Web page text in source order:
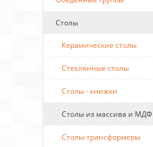
Столы
Керамические столы
Стеклянные столы
Столы - книжки
Столы из массива и МДФ
Столы-трансформеры